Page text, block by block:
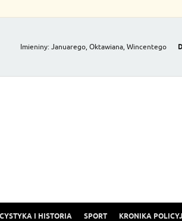
Imieniny: Januarego, Oktawiana, Wincentego
I HISTORIA SPORT KRONIKA